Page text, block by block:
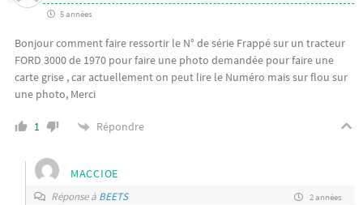
5 années
Bonjour comment faire ressortir le N° de série Frappé sur un tracteur
FORD 3000 de 1970 pour faire une photo demandée pour faire une
carte grise , car actuellement on peut lire le Numéro mais sur flou sur
une photo, Merci
1 Répondre
MACCIOE
Réponse à BEETS 2 années